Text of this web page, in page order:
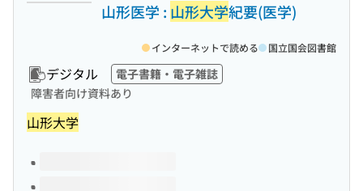
山形医学 : 山形大学紀要(医学)
デジタル
電子書籍・電子雑誌
障害者向け資料あり
山形大学
インターネットで読める 国立国会図書館
このタイトルの巻号